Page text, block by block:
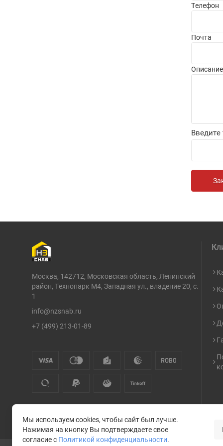
Телефон
Почта
Описание
Введите
Москва, 142712, Московская область, Ленинский
район, Технопарк М4, Западная ул., владение 20, с.
1
info@nzsnab.ru
+7 (499) 213-01-89
Мы используем cookies, чтобы сайт был лучше.
Нажимая на кнопку Вы подтверждаете свое
согласие с Политикой конфиденциальности.